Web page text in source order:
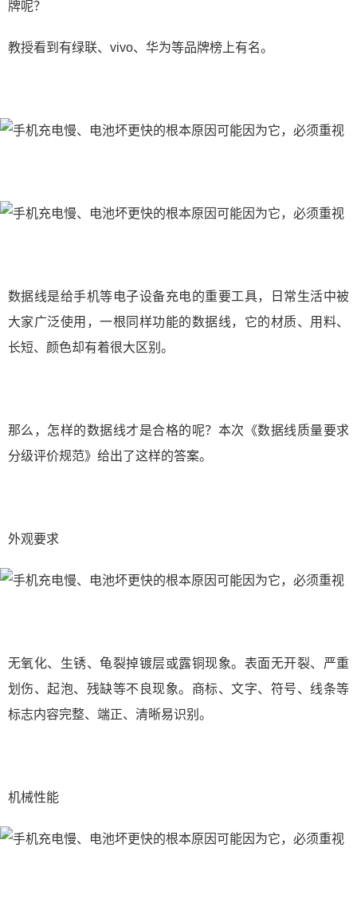
牌呢？
教授看到有绿联、vivo、华为等品牌榜上有名。
数据线是给手机等电子设备充电的重要工具，日常生活中被
大家广泛使用，一根同样功能的数据线，它的材质、用料、
长短、颜色却有着很大区别。
那么，怎样的数据线才是合格的呢？本次《数据线质量要求
分级评价规范》给出了这样的答案。
外观要求
无氧化、生锈、龟裂掉镀层或露铜现象。表面无开裂、严重
划伤、起泡、残缺等不良现象。商标、文字、符号、线条等
标志内容完整、端正、清晰易识别。
机械性能